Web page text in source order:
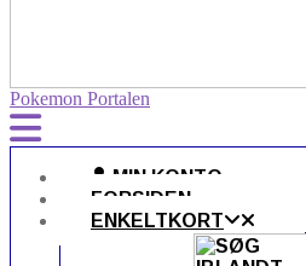
Pokemon Portalen
MIN KONTO
FORSIDEN
ENKELTKORT